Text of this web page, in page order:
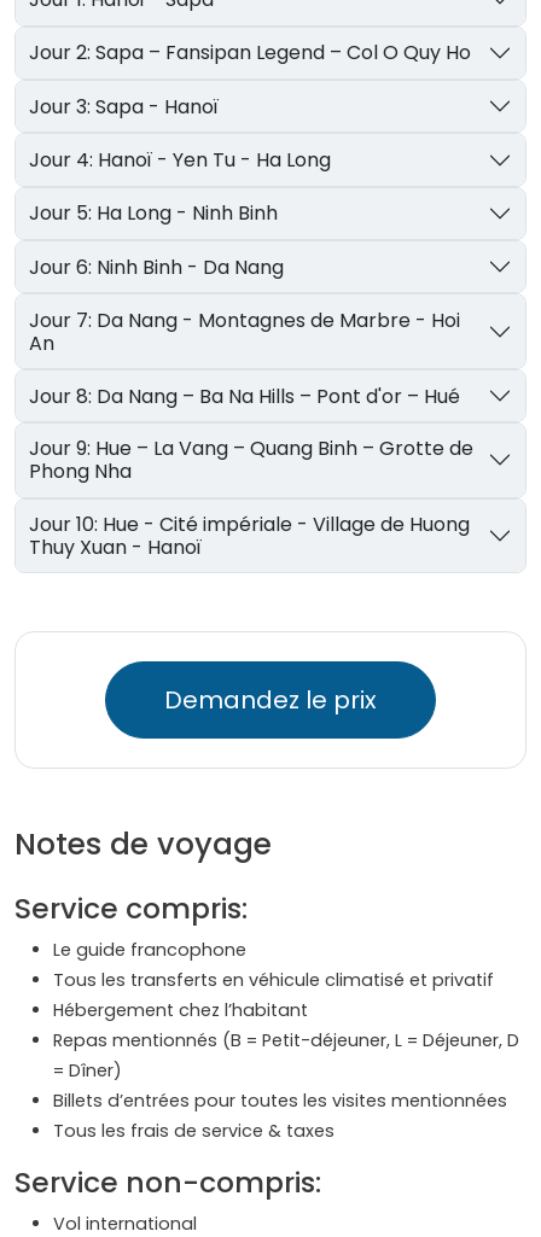
Jour 2: Sapa – Fansipan Legend – Col O Quy Ho
Jour 3: Sapa - Hanoï
Jour 4: Hanoï - Yen Tu - Ha Long
Jour 5: Ha Long - Ninh Binh
Jour 6: Ninh Binh - Da Nang
Jour 7: Da Nang - Montagnes de Marbre - Hoi
An
Jour 8: Da Nang – Ba Na Hills – Pont d'or – Hué
Jour 9: Hue – La Vang – Quang Binh – Grotte de
Phong Nha
Jour 10: Hue - Cité impériale - Village de Huong
Thuy Xuan - Hanoï
Demandez le prix
Notes de voyage
Service compris:
Le guide francophone
Tous les transferts en véhicule climatisé et privatif
Hébergement chez l’habitant
Repas mentionnés (B = Petit-déjeuner, L = Déjeuner, D
= Dîner)
Billets d’entrées pour toutes les visites mentionnées
Tous les frais de service & taxes
Service non-compris:
Vol international